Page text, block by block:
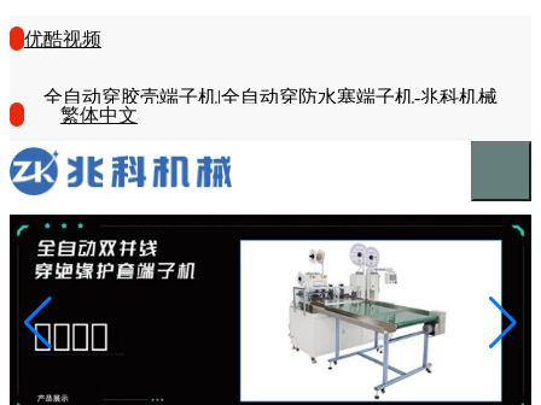
优酷视频
全自动穿胶壳端子机|全自动穿防水塞端子机-兆科机械
繁体中文